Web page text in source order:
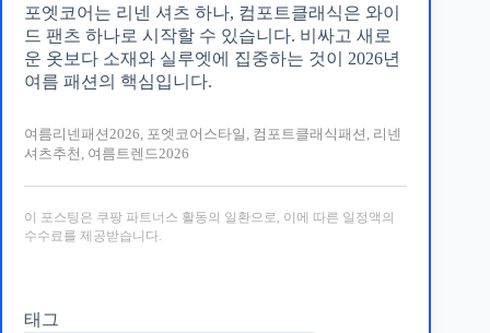
포엣코어는 리넨 셔츠 하나, 컴포트클래식은 와이
드 팬츠 하나로 시작할 수 있습니다. 비싸고 새로
운 옷보다 소재와 실루엣에 집중하는 것이 2026년
여름 패션의 핵심입니다.
여름리넨패션2026, 포엣코어스타일, 컴포트클래식패션, 리넨
셔츠추천, 여름트렌드2026
이 포스팅은 쿠팡 파트너스 활동의 일환으로, 이에 따른 일정액의
수수료를 제공받습니다.
태그